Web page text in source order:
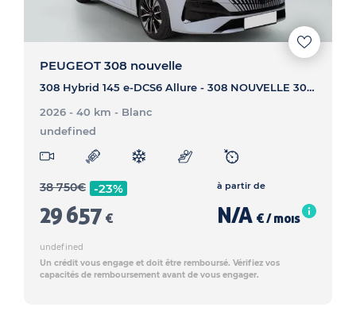
PEUGEOT 308 nouvelle
308 Hybrid 145 e-DCS6 Allure - 308 NOUVELLE 308 Hybrid 145 e-DCS6 Allure
2026 - 40 km - Blanc
undefined
38 750€ -23%
29 657 €
à partir de
N/A € / mois
undefined
Un crédit vous engage et doit être remboursé. Vérifiez vos
capacités de remboursement avant de vous engager.